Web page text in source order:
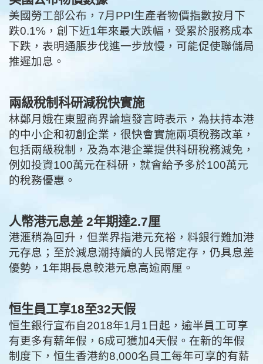
美國勞工部公布，7月PPI生產者物價指數按月下
跌0.1%，創下近1年來最大跌幅，受累於服務成本
下跌，表明通脹步伐進一步放慢，可能促使聯儲局
推遲加息。
兩級稅制科研減稅快實施
林鄭月娥在東盟商界論壇發言時表示，為扶持本港
的中小企和初創企業，很快會實施兩項稅務改革，
包括兩級稅制，及為本港企業提供科研稅務減免，
例如投資100萬元在科研，就會給予多於100萬元
的稅務優惠。
人幣港元息差 2年期達2.7厘
港滙稍為回升，但業界指港元充裕，料銀行難加港
元存息；至於減息潮持續的人民幣定存，仍具息差
優勢，1年期長息較港元息高逾兩厘。
恒生員工享18至32天假
恒生銀行宣布自2018年1月1日起，逾半員工可享
有更多有薪年假，6成可獲加4天假。在新的年假
制度下，恒生香港約8,000名員工每年可享的有薪